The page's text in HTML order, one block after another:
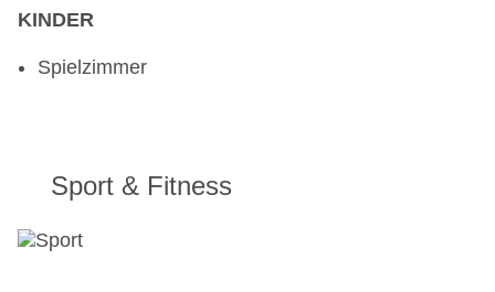
KINDER
Spielzimmer
Sport & Fitness